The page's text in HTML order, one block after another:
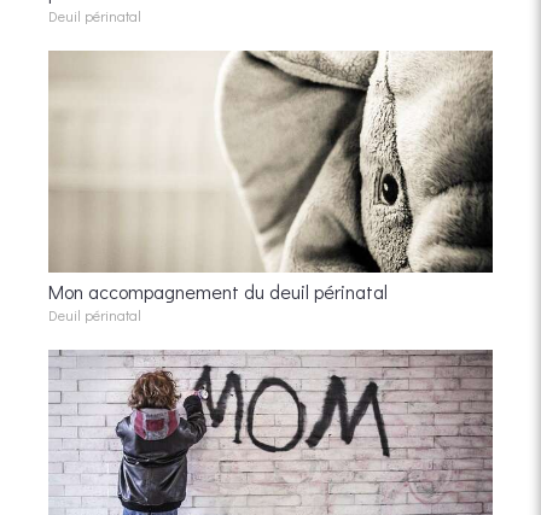
Deuil périnatal
Mon accompagnement du deuil périnatal
Deuil périnatal